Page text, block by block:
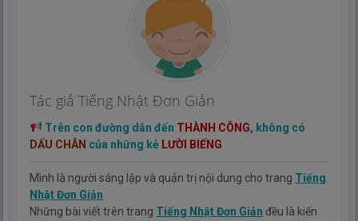
Tác giả Tiếng Nhật Đơn Giản
Trên con đường dẫn đến THÀNH CÔNG, không có
DẤU CHÂN của những kẻ LƯỜI BIẾNG
Mình là người sáng lập và quản trị nội dung cho trang Tiếng
Nhật Đơn Giản
Những bài viết trên trang Tiếng Nhật Đơn Giản đều là kiến